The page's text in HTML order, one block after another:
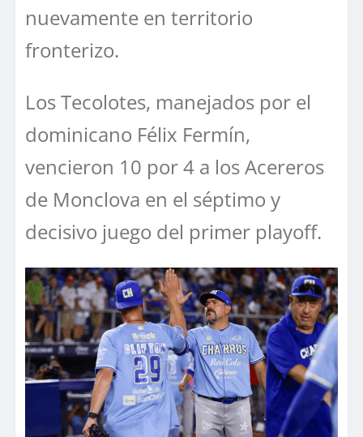
nuevamente en territorio
fronterizo.
Los Tecolotes, manejados por el
dominicano Félix Fermín,
vencieron 10 por 4 a los Acereros
de Monclova en el séptimo y
decisivo juego del primer playoff.